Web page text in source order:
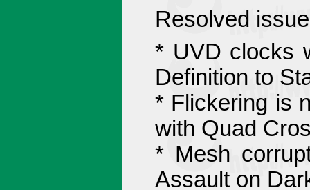
Resolved
* UVD clocks
Definition to
* Flickering is
with Quad
* Mesh
Assault on